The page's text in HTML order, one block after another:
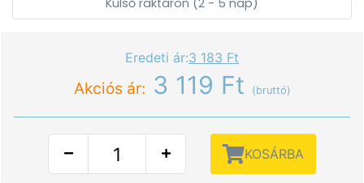
Eredeti ár:3 183 Ft
Akciós ár: 3 119 Ft (bruttó)
KOSÁRBA